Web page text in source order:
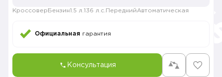
Кроссовер Бензин1.5 л. 136 л.с. ПереднийАвтоматическая
Официальная гарантия
Консультация